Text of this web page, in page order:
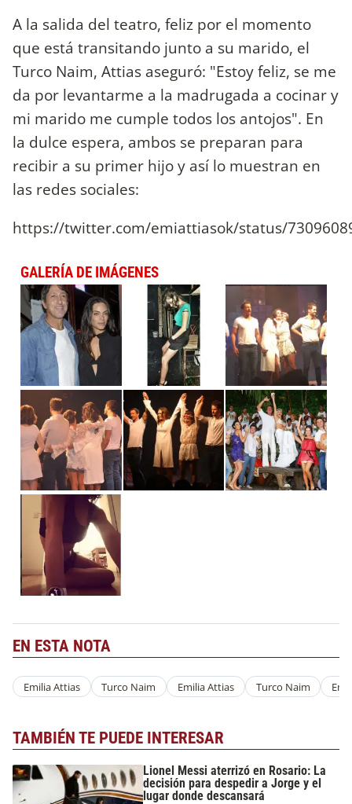
A la salida del teatro, feliz por el momento
que está transitando junto a su marido, el
Turco Naim, Attias aseguró: "Estoy feliz, se me
da por levantarme a la madrugada a cocinar y
mi marido me cumple todos los antojos". En
la dulce espera, ambos se preparan para
recibir a su primer hijo y así lo muestran en
las redes sociales:
https://twitter.com/emiattiasok/status/
GALERÍA DE IMÁGENES
EN ESTA NOTA
Emilia Attias Turco Naim Emilia Attias Turco Naim
TAMBIÉN TE PUEDE INTERESAR
Lionel Messi aterrizó en Rosario: La
decisión para despedir a Jorge y el
lugar donde descansará